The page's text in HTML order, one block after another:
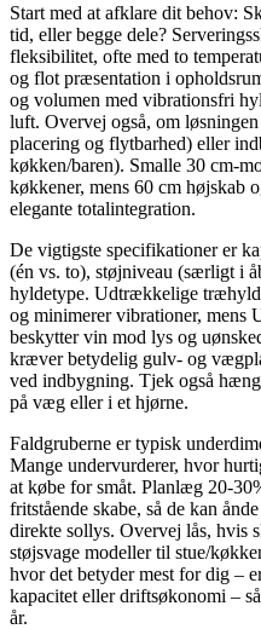
Start med at afklare dit behov:
tid, eller begge dele?
fleksibilitet, ofte med to
og flot præsentation i
og volumen med vibrationsfri
luft. Overvej også, om
placering og flytbarhed) eller
køkken/baren). Smalle 30 cm-
køkkener, mens 60 cm højskab
elegante totalintegration.
De vigtigste specifikationer er
(én vs. to), støjniveau (særligt i
hyldetype. Udtrækkelige
og minimerer vibrationer, mens
beskytter vin mod lys og
kræver betydelig gulv- og
ved indbygning. Tjek også
på væg eller i et hjørne.
Faldgruberne er typisk
Mange undervurderer, hvor
at købe for småt. Planlæg 20-
fritstående skabe, så de kan
direkte sollys. Overvej lås, hvis
støjsvage modeller til stue/
hvor det betyder mest for dig –
kapacitet eller driftsøkonomi –
år.